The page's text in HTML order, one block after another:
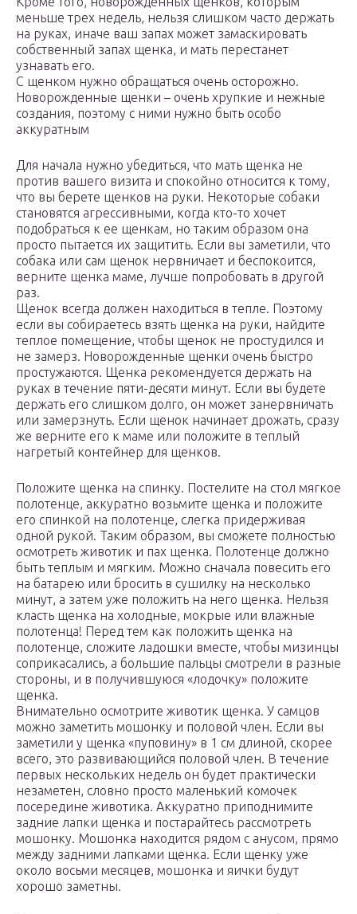
меньше трех недель, нельзя слишком часто держать
на руках, иначе ваш запах может замаскировать
собственный запах щенка, и мать перестанет
узнавать его.
С щенком нужно обращаться очень осторожно.
Новорожденные щенки – очень хрупкие и нежные
создания, поэтому с ними нужно быть особо
аккуратным
Для начала нужно убедиться, что мать щенка не
против вашего визита и спокойно относится к тому,
что вы берете щенков на руки. Некоторые собаки
становятся агрессивными, когда кто-то хочет
подобраться к ее щенкам, но таким образом она
просто пытается их защитить. Если вы заметили, что
собака или сам щенок нервничает и беспокоится,
верните щенка маме, лучше попробовать в другой
раз.
Щенок всегда должен находиться в тепле. Поэтому
если вы собираетесь взять щенка на руки, найдите
теплое помещение, чтобы щенок не простудился и
не замерз. Новорожденные щенки очень быстро
простужаются. Щенка рекомендуется держать на
руках в течение пяти-десяти минут. Если вы будете
держать его слишком долго, он может занервничать
или замерзнуть. Если щенок начинает дрожать, сразу
же верните его к маме или положите в теплый
нагретый контейнер для щенков.
Положите щенка на спинку. Постелите на стол мягкое
полотенце, аккуратно возьмите щенка и положите
его спинкой на полотенце, слегка придерживая
одной рукой. Таким образом, вы сможете полностью
осмотреть животик и пах щенка. Полотенце должно
быть теплым и мягким. Можно сначала повесить его
на батарею или бросить в сушилку на несколько
минут, а затем уже положить на него щенка. Нельзя
класть щенка на холодные, мокрые или влажные
полотенца! Перед тем как положить щенка на
полотенце, сложите ладошки вместе, чтобы мизинцы
соприкасались, а большие пальцы смотрели в разные
стороны, и в получившуюся «лодочку» положите
щенка.
Внимательно осмотрите животик щенка. У самцов
можно заметить мошонку и половой член. Если вы
заметили у щенка «пуповину» в 1 см длиной, скорее
всего, это развивающийся половой член. В течение
первых нескольких недель он будет практически
незаметен, словно просто маленький комочек
посередине животика. Аккуратно приподнимите
задние лапки щенка и постарайтесь рассмотреть
мошонку. Мошонка находится рядом с анусом, прямо
между задними лапками щенка. Если щенку уже
около восьми месяцев, мошонка и яички будут
хорошо заметны.